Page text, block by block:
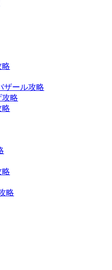
略
ザール攻略
攻略
略
略
略